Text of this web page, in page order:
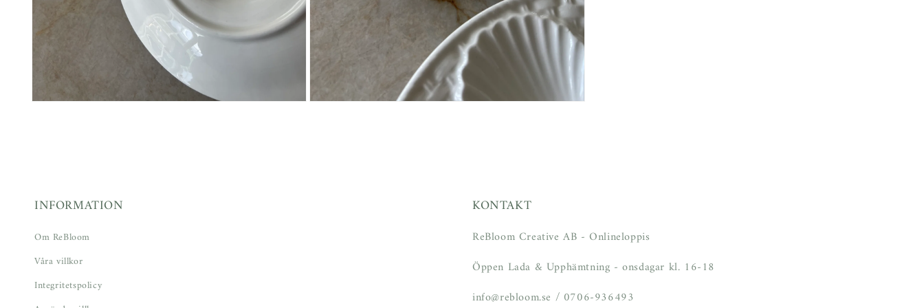
INFORMATION
Om ReBloom
Våra villkor
Integritetspolicy
KONTAKT
ReBloom Creative AB - Onlineloppis
Öppen Lada & Upphämtning - onsdagar kl. 16-18
info@rebloom.se / 0706-936493